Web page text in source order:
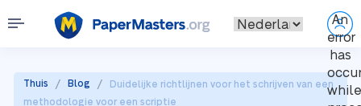
An
error
has
while
Thuis / Blog /
Duidelijke richtlijnen voor het schrijven van een
methodologie voor een scriptie